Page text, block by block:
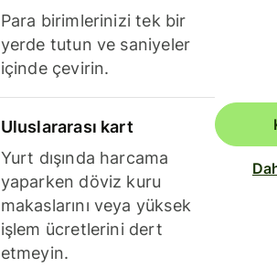
Para birimlerinizi tek bir
yerde tutun ve saniyeler
içinde çevirin.
Uluslararası kart
Yurt dışında harcama
yaparken döviz kuru
makaslarını veya yüksek
işlem ücretlerini dert
etmeyin.